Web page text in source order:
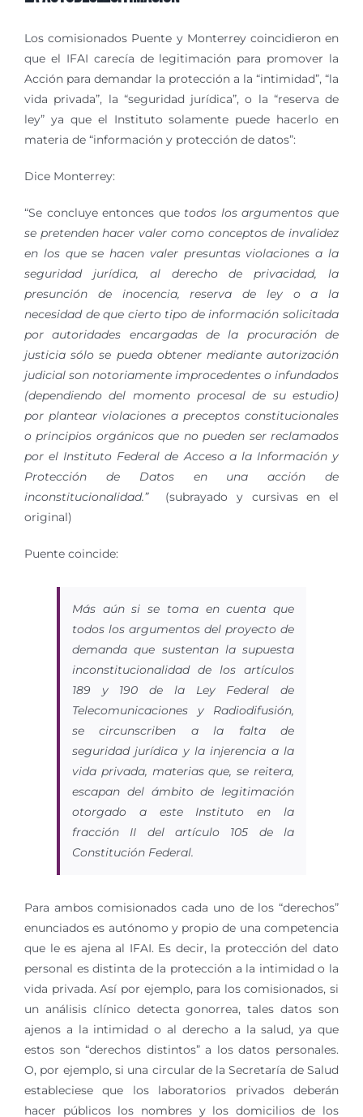
Los comisionados Puente y Monterrey coincidieron en
que el IFAI carecía de legitimación para promover la
Acción para demandar la protección a la “intimidad”, “la
vida privada”, la “seguridad jurídica”, o la “reserva de
ley” ya que el Instituto solamente puede hacerlo en
materia de “información y protección de datos”:
Dice Monterrey:
“Se concluye entonces que todos los argumentos que
se pretenden hacer valer como conceptos de invalidez
en los que se hacen valer presuntas violaciones a la
seguridad jurídica, al derecho de privacidad, la
presunción de inocencia, reserva de ley o a la
necesidad de que cierto tipo de información solicitada
por autoridades encargadas de la procuración de
justicia sólo se pueda obtener mediante autorización
judicial son notoriamente improcedentes o infundados
(dependiendo del momento procesal de su estudio)
por plantear violaciones a preceptos constitucionales
o principios orgánicos que no pueden ser reclamados
por el Instituto Federal de Acceso a la Información y
Protección de Datos en una acción de
inconstitucionalidad.”
(subrayado y cursivas en el
original)
Puente coincide:
Más aún si se toma en cuenta que
todos los argumentos del proyecto de
demanda que sustentan la supuesta
inconstitucionalidad de los artículos
189 y 190 de la Ley Federal de
Telecomunicaciones y Radiodifusión,
se circunscriben a la falta de
seguridad jurídica y la injerencia a la
vida privada, materias que, se reitera,
escapan del ámbito de legitimación
otorgado a este Instituto en la
fracción II del artículo 105 de la
Constitución Federal.
Para ambos comisionados cada uno de los “derechos”
enunciados es autónomo y propio de una competencia
que le es ajena al IFAI. Es decir, la protección del dato
personal es distinta de la protección a la intimidad o la
vida privada. Así por ejemplo, para los comisionados, si
un análisis clínico detecta gonorrea, tales datos son
ajenos a la intimidad o al derecho a la salud, ya que
estos son “derechos distintos” a los datos personales.
O, por ejemplo, si una circular de la Secretaría de Salud
estableciese que los laboratorios privados deberán
hacer públicos los nombres y los domicilios de los